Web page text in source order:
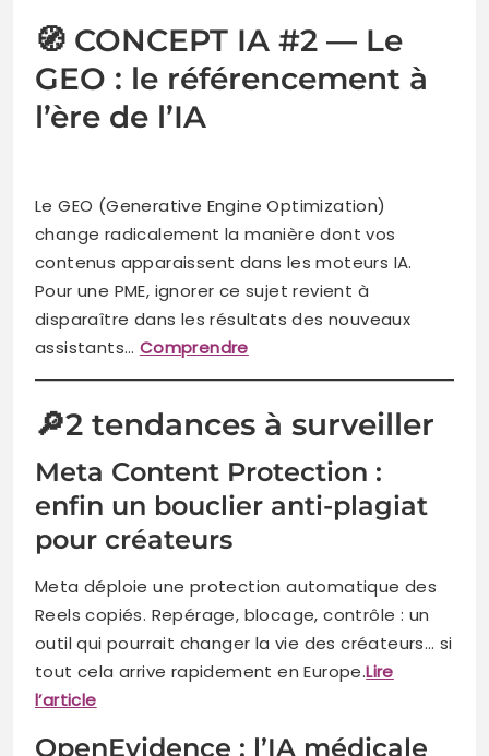
🧭 CONCEPT IA #2 — Le
GEO : le référencement à
l’ère de l’IA
Le GEO (Generative Engine Optimization)
change radicalement la manière dont vos
contenus apparaissent dans les moteurs IA.
Pour une PME, ignorer ce sujet revient à
disparaître dans les résultats des nouveaux
assistants… Comprendre
🔎2 tendances à surveiller
Meta Content Protection :
enfin un bouclier anti-plagiat
pour créateurs
Meta déploie une protection automatique des
Reels copiés. Repérage, blocage, contrôle : un
outil qui pourrait changer la vie des créateurs… si
tout cela arrive rapidement en Europe.Lire
l’article
OpenEvidence : l’IA médicale